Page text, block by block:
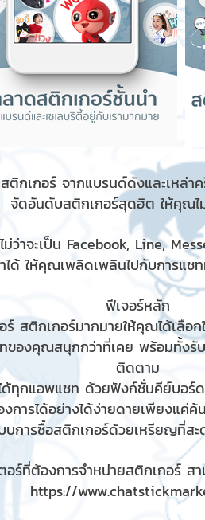
กเกอร์ จากแบรนด์ดังและเหล่า
จัดอันดับสติกเกอร์สุดฮิต ให้คุณไ
ว่าจะเป็น Facebook, Line,
ได้ ให้คุณเพลิดเพลินไปกับการแช
ฟีเจอร์หลัก
สติกเกอร์มากมายให้คุณได้เลือก
ของคุณสนุกกว่าที่เคย พร้อมทั้ง
ติดตาม
ด้ทุกแอพแชท ด้วยฟังก์ชั่นคีย์บอร์
ารได้อย่างได้ง่ายดายเพียงแค่ค้
บการซื้อสติกเกอร์ด้วยเหรียญที่ส
อร์ที่ต้องการจำหน่ายสติกเกอร์ ส
https://